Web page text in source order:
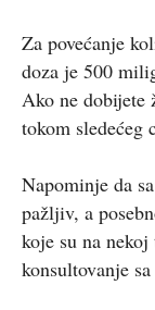
Za povećanje
doza je 500
Ako ne dobijete
tokom sledećeg
Napominje da
pažljiv, a
koje su na
konsultovanje